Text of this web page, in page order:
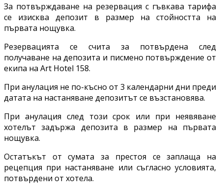
За потвърждаване на резервация с гъвкава тарифа
се изисква депозит в размер на стойността на
първата нощувка.
Резервацията се счита за потвърдена след
получаване на депозита и писмено потвърждение от
екипа на Art Hotel 158.
При анулация не по-късно от 3 календарни дни преди
датата на настаняване депозитът се възстановява.
При анулация след този срок или при неявяване
хотелът задържа депозита в размер на първата
нощувка.
Остатъкът от сумата за престоя се заплаща на
рецепция при настаняване или съгласно условията,
потвърдени от хотела.